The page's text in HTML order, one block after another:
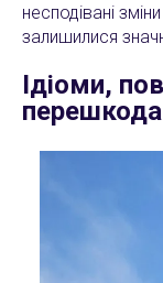
несподівані
залишилися
Ідіоми,